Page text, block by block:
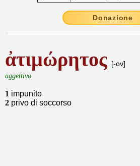
Donazione
ἀτιμώρητος [-ον]
aggettivo
1 impunito
2 privo di soccorso